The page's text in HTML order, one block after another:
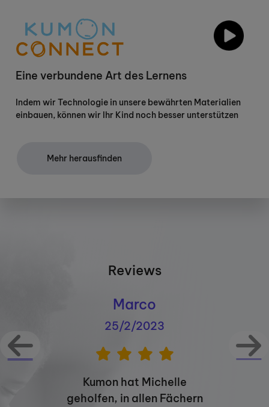
Eine verbundene Art des Lernens
Indem wir Technologie in unsere bewährten Materialien
einbauen, können wir Ihr Kind noch besser unterstützen
Mehr herausfinden
Reviews
Marco
25/2/2023
Kumon hat Michelle
geholfen, in allen Fächern